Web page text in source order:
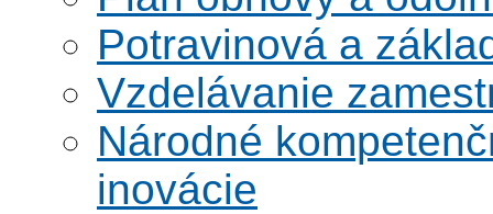
Potravinová a
Vzdelávanie
Národné
inovácie